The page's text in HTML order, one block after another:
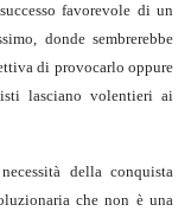
favorevole di un
donde sembrerebbe
di provocarlo oppure
lasciano volentieri ai
della conquista
che non è una